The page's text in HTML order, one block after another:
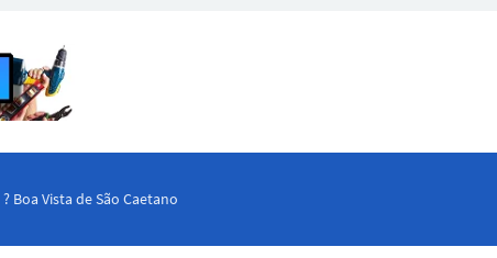
Boa Vista de São Caetano